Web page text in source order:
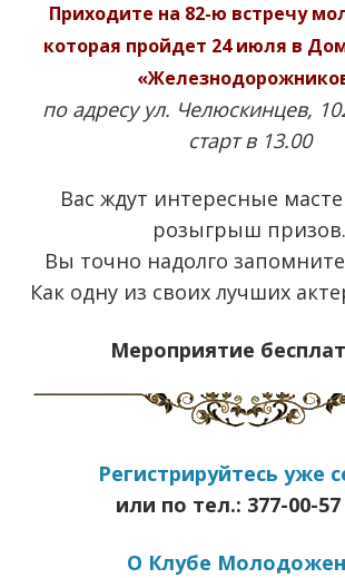
Приходите на 82-ю встречу
которая пройдет 24 июля в
по адресу ул. Челюскинцев,
старт в 13.00
Вас ждут интересные
розыгрыш призов.
Вы точно надолго
Как одну из своих лучших
Мероприятие
Регистрируйтесь уже
или по тел.: 377-00-57
О Клубе